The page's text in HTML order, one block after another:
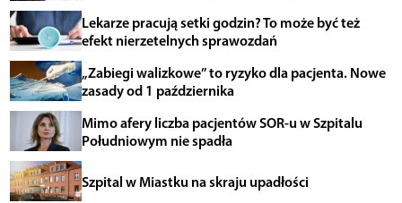
Lekarze pracują setki godzin? To może być też
efekt nierzetelnych sprawozdań
„Zabiegi walizkowe” to ryzyko dla pacjenta. Nowe
zasady od 1 października
Mimo afery liczba pacjentów SOR-u w Szpitalu
Południowym nie spadła
Szpital w Miastku na skraju upadłości